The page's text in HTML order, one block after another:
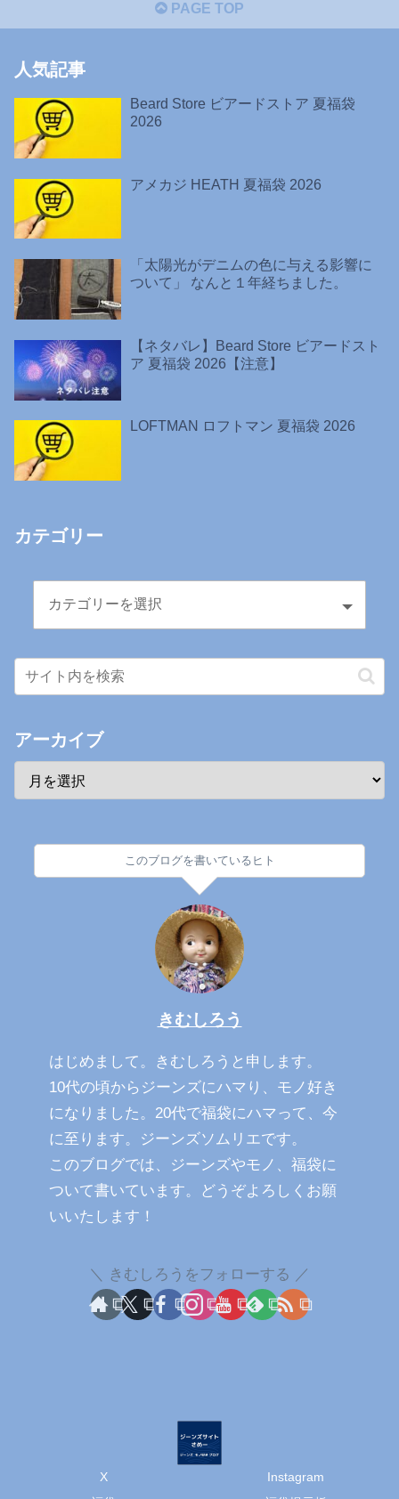
PAGE TOP
人気記事
Beard Store ビアードストア 夏福袋
2026
アメカジ HEATH 夏福袋 2026
「太陽光がデニムの色に与える影響に
ついて」 なんと１年経ちました。
【ネタバレ】Beard Store ビアードスト
ア 夏福袋 2026【注意】
LOFTMAN ロフトマン 夏福袋 2026
カテゴリー
アーカイブ
このブログを書いているヒト
きむしろう
はじめまして。きむしろうと申します。
10代の頃からジーンズにハマり、モノ好き
になりました。20代で福袋にハマって、今
に至ります。ジーンズソムリエです。
このブログでは、ジーンズやモノ、福袋に
ついて書いています。どうぞよろしくお願
いいたします！
きむしろうをフォローする
X
Instagram